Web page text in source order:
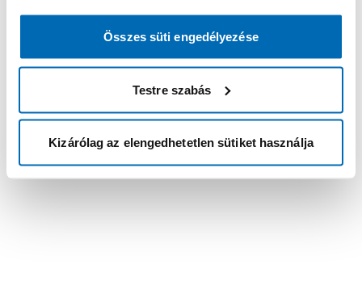
Összes süti engedélyezése
Testre szabás
Kizárólag az elengedhetetlen sütiket használja